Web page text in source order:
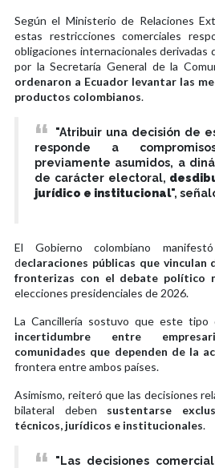
Según el Ministerio de Relaciones
estas restricciones comerciales
obligaciones internacionales derivadas
por la Secretaría General de la
ordenaron a Ecuador levantar las
productos colombianos.
"Atribuir una decisión de
responde a
previamente asumidos, a
de carácter electoral,
jurídico e institucional",
El Gobierno colombiano
declaraciones públicas que vinculan
fronterizas con el debate político
elecciones presidenciales de 2026.
La Cancillería sostuvo que este tipo
incertidumbre entre
comunidades que dependen de la
frontera entre ambos países.
Asimismo, reiteró que las decisiones
bilateral deben sustentarse
técnicos, jurídicos e institucionales.
"Las decisiones